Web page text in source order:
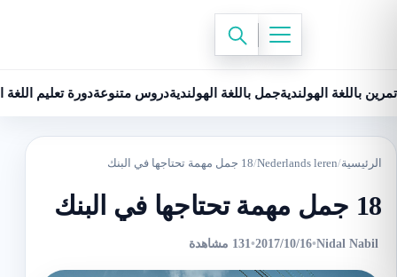
تمرين باللغة الهولنديةجمل باللغة الهولنديةدروس متنوعةدورة تعليم اللغة
الرئيسية/
Nederlands leren
/18 جمل مهمة تحتاجها في البنك
18 جمل مهمة تحتاجها في البنك
Nidal Nabil
•
2017/10/16
•131 مشاهدة